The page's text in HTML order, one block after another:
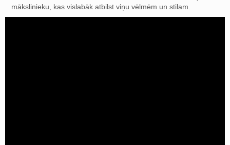
mākslinieku, kas vislabāk atbilst viņu vēlmēm un stilam.